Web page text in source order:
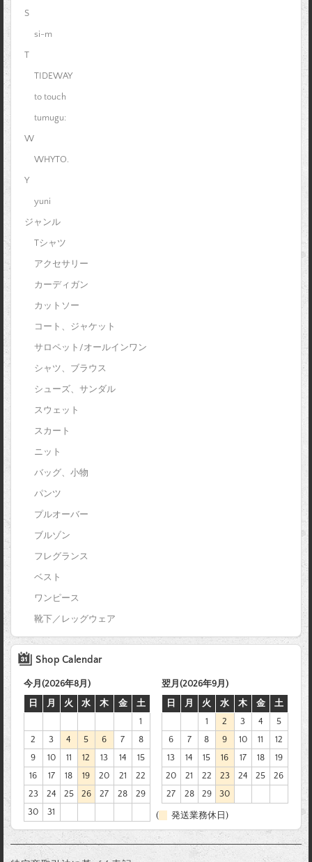
S
si-m
T
TIDEWAY
to touch
tumugu:
W
WHYTO.
Y
yuni
ジャンル
Tシャツ
アクセサリー
カーディガン
カットソー
コート、ジャケット
サロペット/オールインワン
シャツ、ブラウス
シューズ、サンダル
スウェット
スカート
ニット
バッグ、小物
パンツ
プルオーバー
ブルゾン
フレグランス
ベスト
ワンピース
靴下／レッグウェア
Shop Calendar
今月(2026年8月)
日
月 火 水 木 金
土
1
2
3 4 5 6 7
8
9
10 11 12 13 14
15
16
17 18 19 20 21
22
23
24 25 26 27 28
29
30
31
翌月(2026年9月)
日
月 火 水 木 金
土
1
2 3 4
5
6
7 8 9 10 11
12
13
14 15 16 17 18
19
20
21 22 23 24 25
26
27
28 29 30
( 発送業務休日)